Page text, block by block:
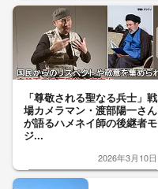
「尊敬される聖なる兵士」戦
場カメラマン・渡部陽一さん
が語るハメネイ師の後継者モ
ジ...
2026年3月10日